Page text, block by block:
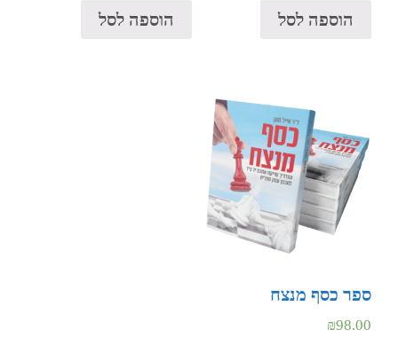
הוספה לסל הוספה לסל
ספר כסף מנצח
₪98.00